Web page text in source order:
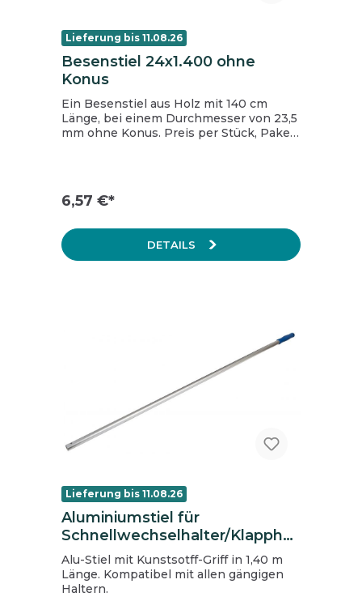
Lieferung bis 11.08.26
Besenstiel 24x1.400 ohne
Konus
Ein Besenstiel aus Holz mit 140 cm
Länge, bei einem Durchmesser von 23,5
mm ohne Konus. Preis per Stück, Paket
6,57 €*
DETAILS
Lieferung bis 11.08.26
Aluminiumstiel für
Schnellwechselhalter/Klapphal
ter, Länge: 140 cm
Alu-Stiel mit Kunstsotff-Griff in 1,40 m
Länge. Kompatibel mit allen gängigen
Haltern.